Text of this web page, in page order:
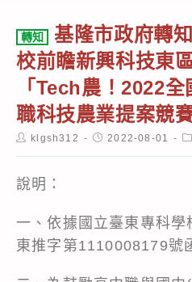
轉知
基隆市政府轉
校前瞻新興科技東
「Tech農！2022
職科技農業提案競
Postklgsh312
Post2022-08-01
說明：
一、依據國立臺東專科
東推字第1110008179號